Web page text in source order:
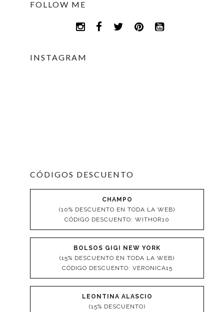
FOLLOW ME
INSTAGRAM
CÓDIGOS DESCUENTO
CHAMPO
(10% DESCUENTO EN TODA LA WEB)
CÓDIGO DESCUENTO: WITHOR10
BOLSOS GIGI NEW YORK
(15% DESCUENTO EN TODA LA WEB)
CÓDIGO DESCUENTO: VERONICA15
LEONTINA ALASCIO
(15% DESCUENTO)